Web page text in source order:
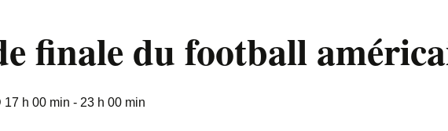
finale du football
17 h 00 min - 23 h 00 min